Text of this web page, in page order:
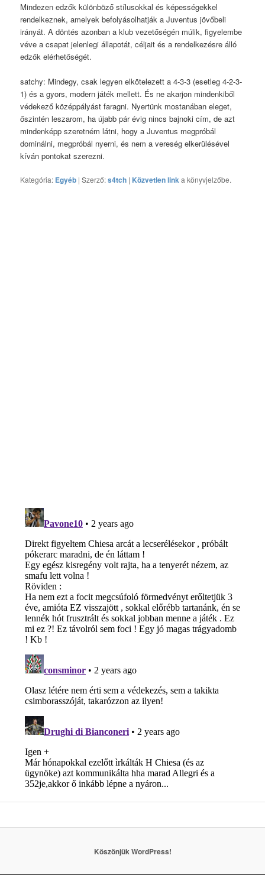
Mindezen edzők különböző stílusokkal és képességekkel
rendelkeznek, amelyek befolyásolhatják a Juventus jövőbeli
irányát. A döntés azonban a klub vezetőségén múlik, figyelembe
véve a csapat jelenlegi állapotát, céljait és a rendelkezésre álló
edzők elérhetőségét.
satchy: Mindegy, csak legyen elkötelezett a 4-3-3 (esetleg 4-2-3-
1) és a gyors, modern játék mellett. És ne akarjon mindenkiből
védekező középpályást faragni. Nyertünk mostanában eleget,
őszintén leszarom, ha újabb pár évig nincs bajnoki cím, de azt
mindenképp szeretném látni, hogy a Juventus megpróbál
dominálni, megpróbál nyerni, és nem a vereség elkerülésével
kíván pontokat szerezni.
Kategória: Egyéb | Szerző:s4tch | Közvetlen linka könyvjelzőbe.
Köszönjük WordPress!